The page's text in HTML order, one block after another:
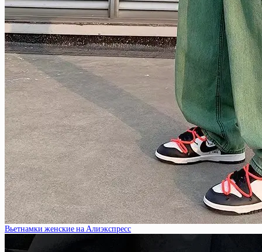
Вьетнамки женские на Алиэкспресс